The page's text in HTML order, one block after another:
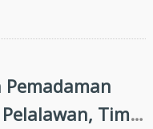
Minta Kejati
Direksi
Tim